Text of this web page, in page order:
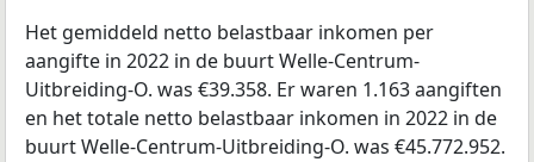
Het gemiddeld netto belastbaar inkomen per
aangifte in 2022 in de buurt Welle-Centrum-
Uitbreiding-O. was €39.358. Er waren 1.163 aangiften
en het totale netto belastbaar inkomen in 2022 in de
buurt Welle-Centrum-Uitbreiding-O. was €45.772.952.